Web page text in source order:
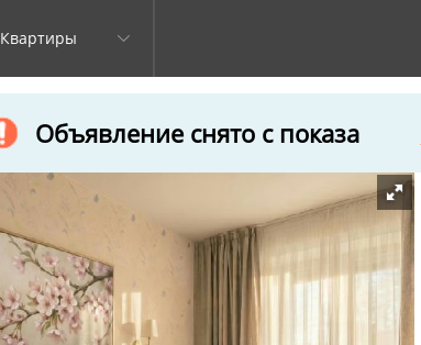
Квартиры
Объявление снято с показа